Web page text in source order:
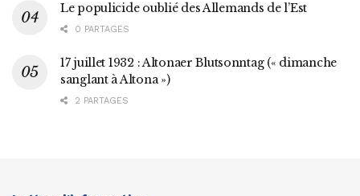
Le populicide oublié des Allemands de l’Est
0 PARTAGES
17 juillet 1932 : Altonaer Blutsonntag (« dimanche
sanglant à Altona »)
2 PARTAGES